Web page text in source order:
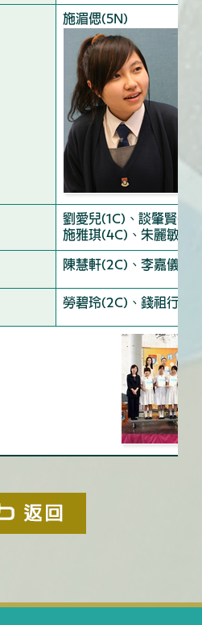
施湄偲(5N)
劉愛兒(1C)、談肇賢
施雅琪(4C)、朱麗敏
陳慧軒(2C)、李嘉儀
勞碧玲(2C)、錢祖行